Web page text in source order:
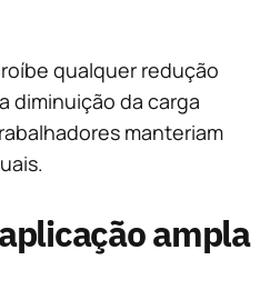
qualquer redução
diminuição da carga
manteriam
ampla